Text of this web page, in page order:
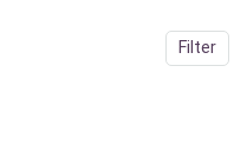
Filter